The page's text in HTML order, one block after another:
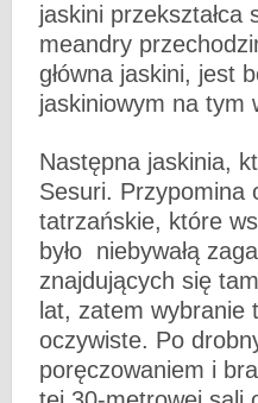
jaskini przekształca
meandry
główna jaskini, jest
jaskiniowym na tym
Następna jaskinia,
Sesuri. Przypomina
tatrzańskie, które
było niebywałą
znajdujących się
lat, zatem wybranie
oczywiste. Po
poręczowaniem i